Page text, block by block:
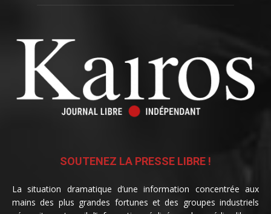
SOUTENEZ LA PRESSE LIBRE !
La situation dramatique d’une information concentrée aux
mains des plus grandes fortunes et des groupes industriels